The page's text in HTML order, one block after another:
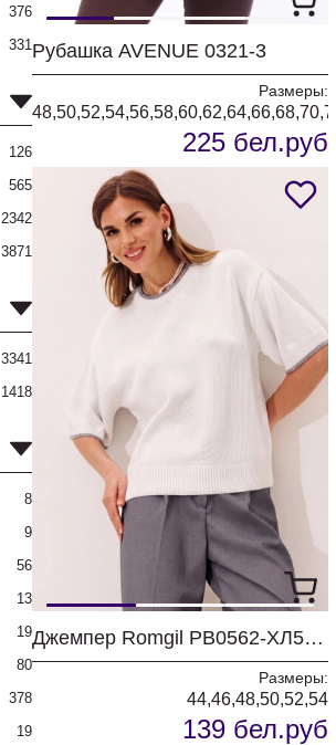
376
331
126
565
2342
3871
3341
1418
8
9
56
13
19
80
378
19
Рубашка AVENUE 0321-3
Размеры:
48,50,52,54,56,58,60,62,64,66,68,70,72
225 бел.руб
Джемпер Romgil РВ0562-ХЛ5 белый + серый
Размеры:
44,46,48,50,52,54
139 бел.руб